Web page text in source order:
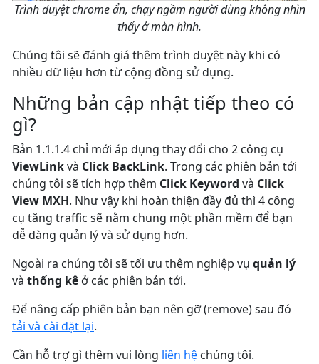
Trình duyệt chrome ẩn, chạy ngầm người dùng không nhìn
thấy ở màn hình.
Chúng tôi sẽ đánh giá thêm trình duyệt này khi có
nhiều dữ liệu hơn từ cộng đồng sử dụng.
Những bản cập nhật tiếp theo có
gì?
Bản 1.1.1.4 chỉ mới áp dụng thay đổi cho 2 công cụ
ViewLinkvà Click BackLink. Trong các phiên bản tới
chúng tôi sẽ tích hợp thêm Click Keyword và Click
View MXH. Như vậy khi hoàn thiện đầy đủ thì 4 công
cụ tăng traffic sẽ nằm chung một phần mềm để bạn
dễ dàng quản lý và sử dụng hơn.
Ngoài ra chúng tôi sẽ tối ưu thêm nghiệp vụ quản lý
và thống kê ở các phiên bản tới.
Để nâng cấp phiên bản bạn nên gỡ (remove) sau đó
tải và cài đặt lại.
Cần hỗ trợ gì thêm vui lòng liên hệ chúng tôi.